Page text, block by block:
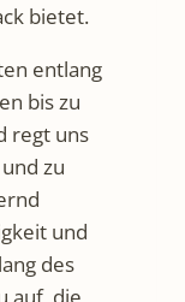
bietet.
entlang
bis zu
regt uns
zu
und
des